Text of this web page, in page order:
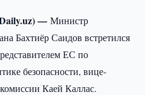
—Министр
Бахтиёр Саидов встретился
ЕС по
безопасности, вице-
Каей Каллас.